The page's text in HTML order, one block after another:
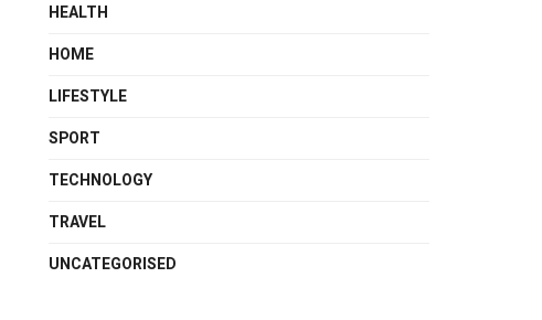
HEALTH
HOME
LIFESTYLE
SPORT
TECHNOLOGY
TRAVEL
UNCATEGORISED